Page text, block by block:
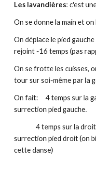
Les lavandières: c'est
On se donne la main et
On déplace le pied
rejoint -16 temps (pas
On se frotte les cuisses,
tour sur soi-même par la
On fait: 4 temps sur la
surrection pied gauche.
4 temps sur la droite,
surrection pied droit (on
cette danse)